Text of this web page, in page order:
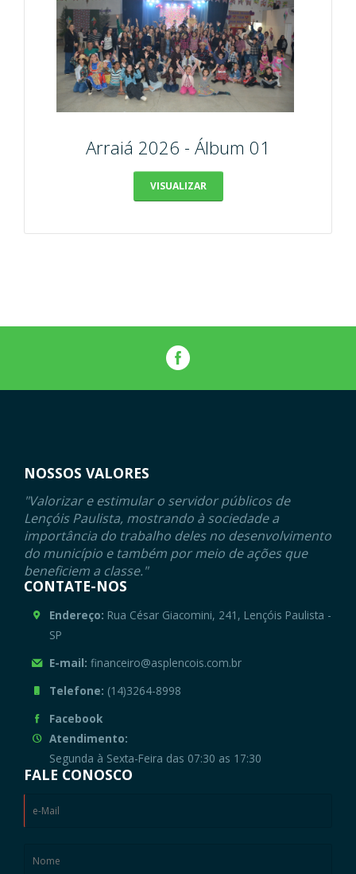
Arraiá 2026 - Álbum 01
VISUALIZAR
NOSSOS VALORES
"Valorizar e estimular o servidor públicos de
Lençóis Paulista, mostrando à sociedade a
importância do trabalho deles no desenvolvimento
do município e também por meio de ações que
beneficiem a classe."
CONTATE-NOS
Endereço: Rua César Giacomini, 241, Lençóis Paulista -
SP
E-mail: financeiro@asplencois.com.br
Telefone: (14)3264-8998
Facebook
Atendimento:
Segunda à Sexta-Feira das 07:30 as 17:30
FALE CONOSCO